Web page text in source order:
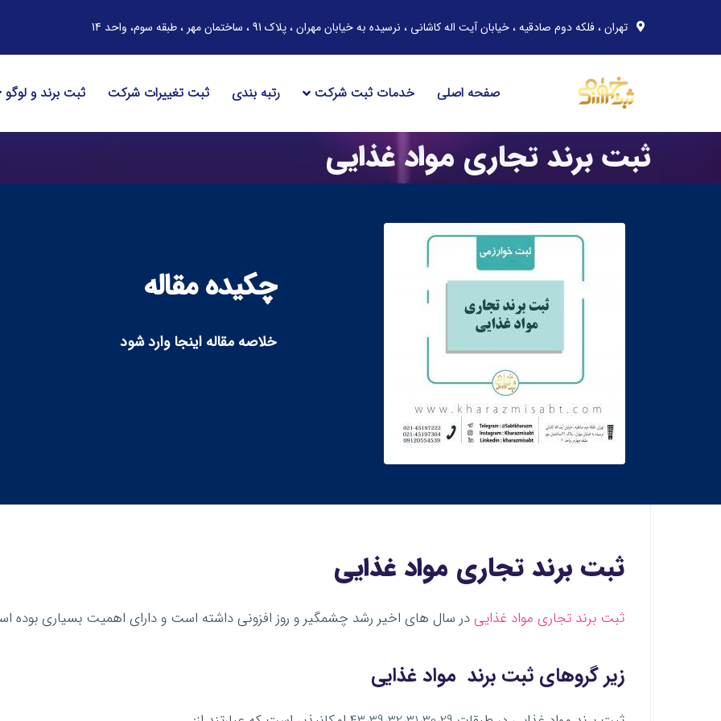
تهران ، فلکه دوم صادقیه ، خیابان آیت اله کاشانی ، نرسیده به خیابان مهران ، پلاک 91 ، ساختمان مهر ، طبقه سوم، واحد 14
صفحه اصلی خدمات ثبت شرکت رتبه بندی ثبت تغییرات شرکت ثبت برند و لوگو
ثبت برند تجاری مواد غذایی
چکیده مقاله
خلاصه مقاله اینجا وارد شود
ثبت برند تجاری مواد غذایی
ثبت برند تجاری مواد غذاییدر سال های اخیر رشد چشمگیر و روز افزونی داشته است و دارای اهمیت بسیاری بوده
زیر گروهای ثبت برند مواد غذایی